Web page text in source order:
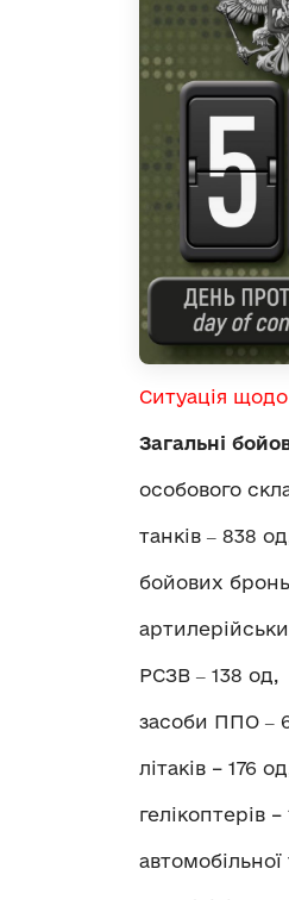
Ситуація
Загальні
особового
танків ‒ 838
бойових
РСЗВ ‒ 138 од,
засоби ППО ‒
літаків – 176
гелікоптерів –
автомобільної